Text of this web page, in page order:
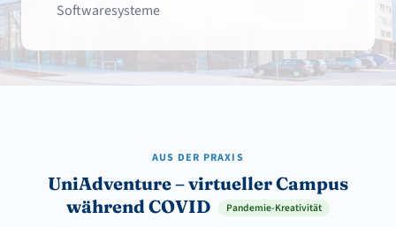
Softwaresysteme
AUS DER PRAXIS
UniAdventure – virtueller Campus
während COVID
Pandemie-Kreativität